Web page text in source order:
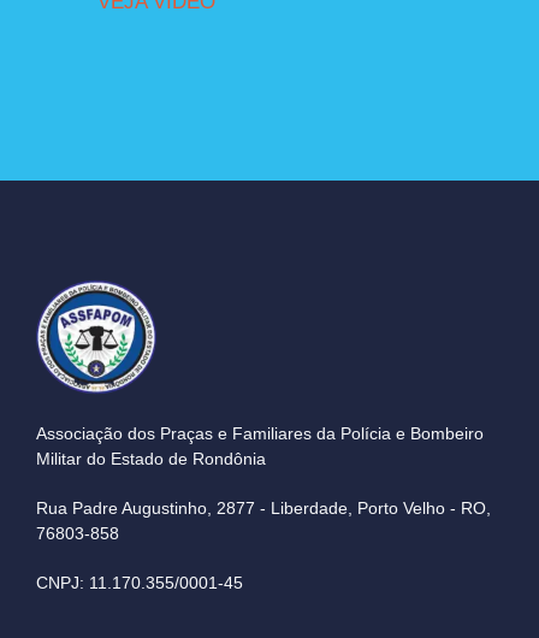
Associação dos Praças e Familiares da Polícia e Bombeiro
Militar do Estado de Rondônia
Rua Padre Augustinho, 2877 - Liberdade, Porto Velho - RO,
76803-858
CNPJ: 11.170.355/0001-45